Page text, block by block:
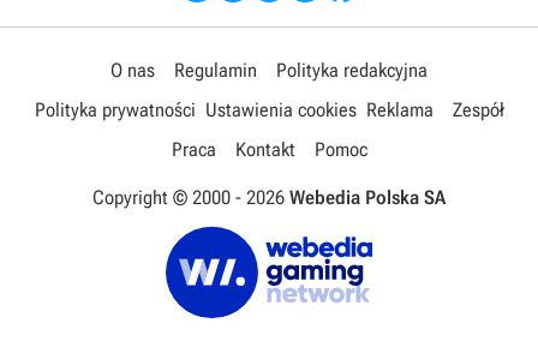
O nas Regulamin
Polityka redakcyjna
Polityka prywatności Ustawienia cookies Reklama
Zespół
Praca
Kontakt Pomoc
Copyright © 2000 - 2026 Webedia Polska SA